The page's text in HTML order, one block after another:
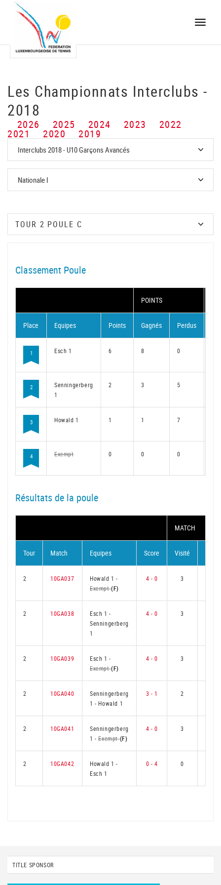
Toggle
Les Championnats Interclubs -
2018
2026 2025 2024 2023 2022
2021 2020 2019
Classement Poule
POINTS
Place Equipes Points Gagnés Perdus
1 Esch 1 6 8 0
2
Senningerberg
1
2 3 5
3 Howald 1 1 1 7
4 Exempt 0 0 0
Résultats de la poule
MATCH
Tour Match Equipes Score Visité
2 10GA037 Howald 1-
Exempt(F)
4 - 0 3
2 10GA038 Esch 1-
Senningerberg
1
4 - 0 3
2 10GA039 Esch 1-
Exempt(F)
4 - 0 3
2 10GA040
Senningerberg
1- Howald 1
3 - 1 2
2 10GA041
Senningerberg
1-Exempt(F)
4 - 0 3
2 10GA042 Howald 1-
Esch 1
0 - 4 0
TITLE SPONSOR